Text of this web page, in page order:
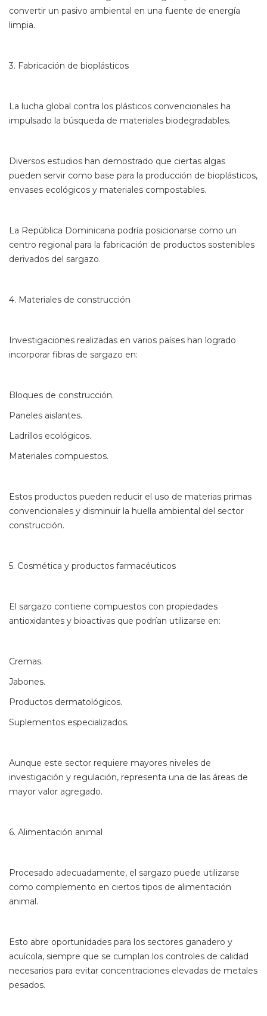
convertir un pasivo ambiental en una fuente de energía
limpia.
3. Fabricación de bioplásticos
La lucha global contra los plásticos convencionales ha
impulsado la búsqueda de materiales biodegradables.
Diversos estudios han demostrado que ciertas algas
pueden servir como base para la producción de bioplásticos,
envases ecológicos y materiales compostables.
La República Dominicana podría posicionarse como un
centro regional para la fabricación de productos sostenibles
derivados del sargazo.
4. Materiales de construcción
Investigaciones realizadas en varios países han logrado
incorporar fibras de sargazo en:
Bloques de construcción.
Paneles aislantes.
Ladrillos ecológicos.
Materiales compuestos.
Estos productos pueden reducir el uso de materias primas
convencionales y disminuir la huella ambiental del sector
construcción.
5. Cosmética y productos farmacéuticos
El sargazo contiene compuestos con propiedades
antioxidantes y bioactivas que podrían utilizarse en:
Cremas.
Jabones.
Productos dermatológicos.
Suplementos especializados.
Aunque este sector requiere mayores niveles de
investigación y regulación, representa una de las áreas de
mayor valor agregado.
6. Alimentación animal
Procesado adecuadamente, el sargazo puede utilizarse
como complemento en ciertos tipos de alimentación
animal.
Esto abre oportunidades para los sectores ganadero y
acuícola, siempre que se cumplan los controles de calidad
necesarios para evitar concentraciones elevadas de metales
pesados.